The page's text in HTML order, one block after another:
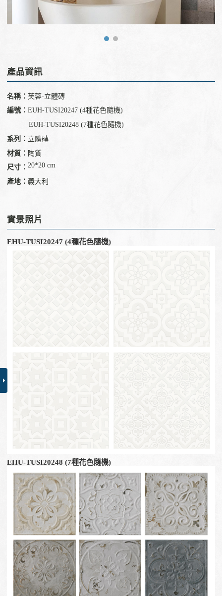
產品資訊
名稱： 芙蓉-立體磚
編號： EUH-TUSI20247 (4種花色隨機)
EUH-TUSI20248 (7種花色隨機)
系列： 立體磚
材質： 陶質
尺寸： 20*20 cm
產地： 義大利
實景照片
EHU-TUSI20247 (4種花色隨機)
EHU-TUSI20248 (7種花色隨機)